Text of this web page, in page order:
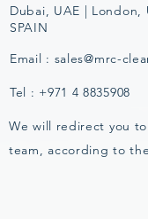
Dubai, UAE | London,
SPAIN
Email : sales@mrc-
Tel : +971 4 8835908
We will redirect you
team, according to